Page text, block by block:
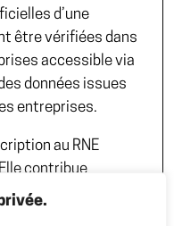
d’une
être vérifiées dans
accessible via
données issues
entreprises.
au RNE
contribue
données officielles